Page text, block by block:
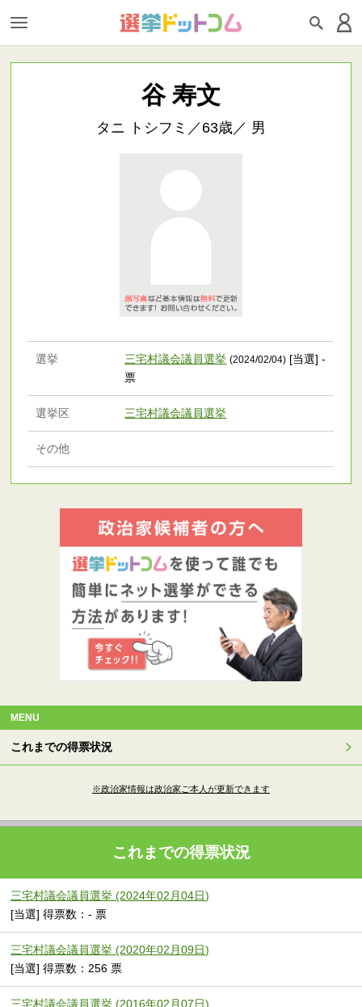
谷 寿文
タニ トシフミ／63歳／ 男
選挙 三宅村議会議員選挙 (2024/02/04) [当選] -
票
選挙区 三宅村議会議員選挙
その他
MENU
これまでの得票状況
※政治家情報は政治家ご本人が更新できます
これまでの得票状況
三宅村議会議員選挙 (2024年02月04日)
[当選] 得票数：- 票
三宅村議会議員選挙 (2020年02月09日)
[当選] 得票数：256 票
三宅村議会議員選挙 (2016年02月07日)